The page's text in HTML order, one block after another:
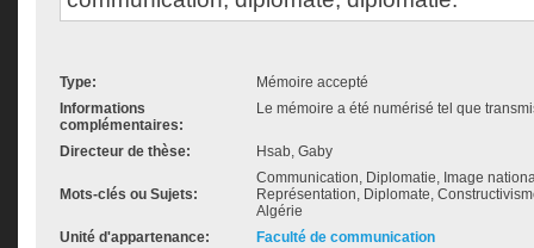
Type:
Mémoire accepté
Informations
complémentaires:
Le mémoire a été numérisé tel que
Directeur de thèse: Hsab, Gaby
Mots-clés ou Sujets:
Communication, Diplomatie, Image
Représentation, Diplomate,
Algérie
Unité d'appartenance:
Faculté de communication